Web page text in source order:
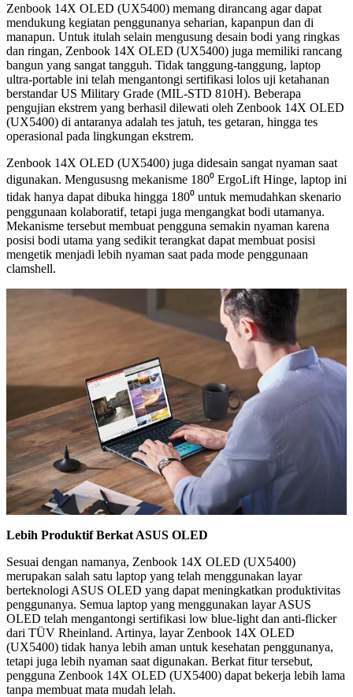
Zenbook 14X OLED (UX5400) memang dirancang agar dapat
mendukung kegiatan penggunanya seharian, kapanpun dan di
manapun. Untuk itulah selain mengusung desain bodi yang ringkas
dan ringan, Zenbook 14X OLED (UX5400) juga memiliki rancang
bangun yang sangat tangguh. Tidak tanggung-tanggung, laptop
ultra-portable ini telah mengantongi sertifikasi lolos uji ketahanan
berstandar US Military Grade (MIL-STD 810H). Beberapa
pengujian ekstrem yang berhasil dilewati oleh Zenbook 14X OLED
(UX5400) di antaranya adalah tes jatuh, tes getaran, hingga tes
operasional pada lingkungan ekstrem.
Zenbook 14X OLED (UX5400) juga didesain sangat nyaman saat
digunakan. Mengususng mekanisme 180⁰ ErgoLift Hinge, laptop ini
tidak hanya dapat dibuka hingga 180⁰ untuk memudahkan skenario
penggunaan kolaboratif, tetapi juga mengangkat bodi utamanya.
Mekanisme tersebut membuat pengguna semakin nyaman karena
posisi bodi utama yang sedikit terangkat dapat membuat posisi
mengetik menjadi lebih nyaman saat pada mode penggunaan
clamshell.
Lebih Produktif Berkat ASUS OLED
Sesuai dengan namanya, Zenbook 14X OLED (UX5400)
merupakan salah satu laptop yang telah menggunakan layar
berteknologi ASUS OLED yang dapat meningkatkan produktivitas
penggunanya. Semua laptop yang menggunakan layar ASUS
OLED telah mengantongi sertifikasi low blue-light dan anti-flicker
dari TÜV Rheinland. Artinya, layar Zenbook 14X OLED
(UX5400) tidak hanya lebih aman untuk kesehatan penggunanya,
tetapi juga lebih nyaman saat digunakan. Berkat fitur tersebut,
pengguna Zenbook 14X OLED (UX5400) dapat bekerja lebih lama
tanpa membuat mata mudah lelah.